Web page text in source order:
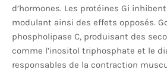
d’hormones. Les protéines Gi
modulant ainsi des effets opposés.
phospholipase C, produisant des
comme l’inositol triphosphate et le
responsables de la contraction